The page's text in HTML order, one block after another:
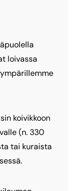
loivassa
koivikkoon
(n. 330
tai kuraista